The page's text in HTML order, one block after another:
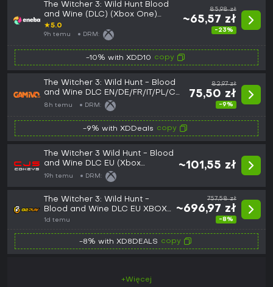
The Witcher 3: Wild Hunt Blood
and Wine (DLC) (Xbox One)
Xbox Live Key EUROPE
★5.0
9h temu DRM:
85,98 zł
~65,57 zł
-23%
-10% with XDD10 copy
The Witcher 3: Wild Hunt - Blood
and Wine DLC EN/DE/FR/IT/PL/CS
EU (Xbox One/Series)
8h temu DRM:
82,97 zł
75,50 zł
-9%
-9% with XDDeals copy
The Witcher 3 Wild Hunt - Blood
and Wine DLC EU (Xbox
One/Series) (Europe)
19h temu DRM:
~101,55 zł
The Witcher 3: Wild Hunt -
Blood and Wine DLC EU XBOX
One CD Key
1d temu
757,58 zł
~696,97 zł
-8%
-8% with XD8DEALS copy
+Więcej